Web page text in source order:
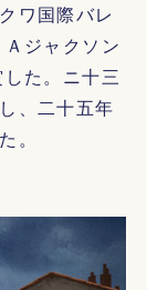
ワ国際バレ
ジャクソン
た。ニ十三
、二十五年
。